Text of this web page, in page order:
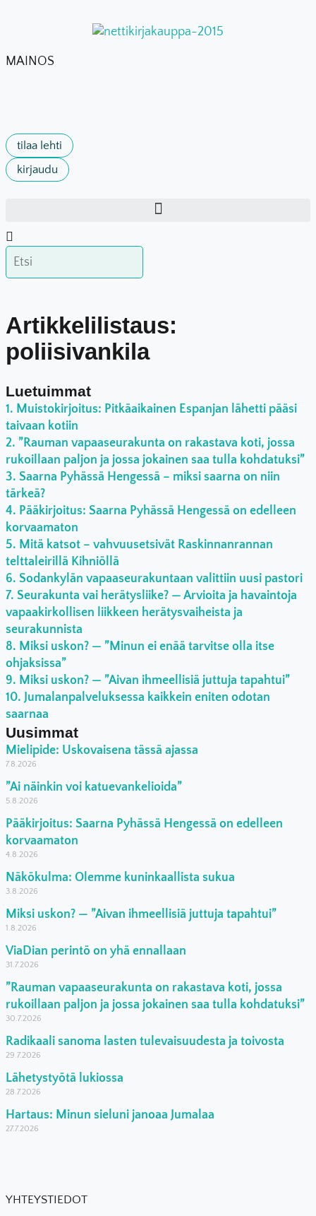
MAINOS
tilaa lehti
kirjaudu
Artikkelilistaus:
poliisivankila
Luetuimmat
Muistokirjoitus: Pitkäaikainen Espanjan lähetti pääsi
taivaan kotiin
”Rauman vapaaseurakunta on rakastava koti, jossa
rukoillaan paljon ja jossa jokainen saa tulla kohdatuksi”
Saarna Pyhässä Hengessä – miksi saarna on niin
tärkeä?
Pääkirjoitus: Saarna Pyhässä Hengessä on edelleen
korvaamaton
Mitä katsot – vahvuusetsivät Raskinnanrannan
telttaleirillä Kihniöllä
Sodankylän vapaaseurakuntaan valittiin uusi pastori
Seurakunta vai herätysliike? — Arvioita ja havaintoja
vapaakirkollisen liikkeen herätysvaiheista ja
seurakunnista
Miksi uskon? — ”Minun ei enää tarvitse olla itse
ohjaksissa”
Miksi uskon? — ”Aivan ihmeellisiä juttuja tapahtui”
Jumalanpalveluksessa kaikkein eniten odotan
saarnaa
Uusimmat
Mielipide: Uskovaisena tässä ajassa
7.8.2026
”Ai näinkin voi katuevankelioida”
5.8.2026
Pääkirjoitus: Saarna Pyhässä Hengessä on edelleen
korvaamaton
4.8.2026
Näkökulma: Olemme kuninkaallista sukua
3.8.2026
Miksi uskon? — ”Aivan ihmeellisiä juttuja tapahtui”
1.8.2026
ViaDian perintö on yhä ennallaan
31.7.2026
”Rauman vapaaseurakunta on rakastava koti, jossa
rukoillaan paljon ja jossa jokainen saa tulla kohdatuksi”
30.7.2026
Radikaali sanoma lasten tulevaisuudesta ja toivosta
29.7.2026
Lähetystyötä lukiossa
28.7.2026
Hartaus: Minun sieluni janoaa Jumalaa
27.7.2026
YHTEYSTIEDOT